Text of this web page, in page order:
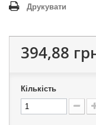
Друкувати
394,88
Кількість